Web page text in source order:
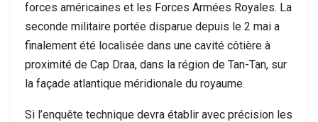
forces américaines et les Forces Armées Royales. La
seconde militaire portée disparue depuis le 2 mai a
finalement été localisée dans une cavité côtière à
proximité de Cap Draa, dans la région de Tan-Tan, sur
la façade atlantique méridionale du royaume.
Si l’enquête technique devra établir avec précision les